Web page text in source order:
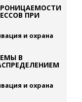
ПРИ
и охрана
В
и охрана